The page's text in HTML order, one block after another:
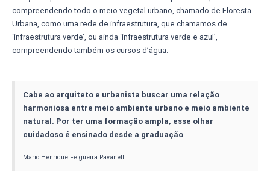
compreendendo todo o meio vegetal urbano, chamado de Floresta
Urbana, como uma rede de infraestrutura, que chamamos de
‘infraestrutura verde’, ou ainda ‘infraestrutura verde e azul’,
compreendendo também os cursos d’água.
Cabe ao arquiteto e urbanista buscar uma relação
harmoniosa entre meio ambiente urbano e meio ambiente
natural. Por ter uma formação ampla, esse olhar
cuidadoso é ensinado desde a graduação
Mario Henrique Felgueira Pavanelli